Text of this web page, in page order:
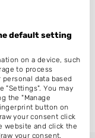
default setting
on a device, such
to process
data based
"Settings". You may
the "Manage
button on
your consent click
website and click the
your consent.